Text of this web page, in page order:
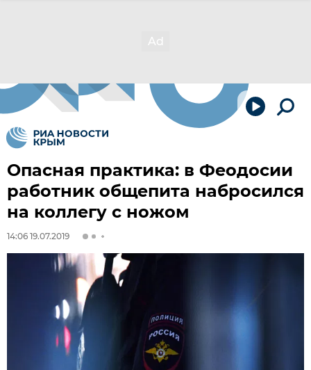
Опасная практика: в Феодосии
работник общепита набросился
на коллегу с ножом
14:06 19.07.2019